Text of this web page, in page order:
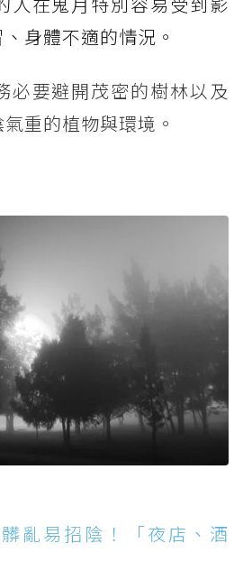
身體不適的情況。
必要避開茂密的樹林以及
重的植物與環境。
亂易招陰！「夜店、酒